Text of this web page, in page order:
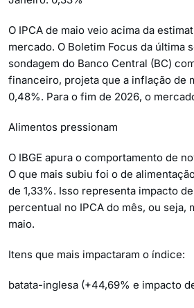
O IPCA de maio veio acima da
mercado. O Boletim Focus da última
sondagem do Banco Central (BC)
financeiro, projeta que a inflação de
0,48%. Para o fim de 2026, o
Alimentos pressionam
O IBGE apura o comportamento de
O que mais subiu foi o de
de 1,33%. Isso representa impacto
percentual no IPCA do mês, ou seja,
maio.
Itens que mais impactaram o índice:
batata-inglesa (+44,69% e impacto